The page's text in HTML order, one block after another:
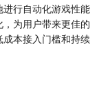
行自动化游戏性能
为用户带来更佳的
本接入门槛和持续